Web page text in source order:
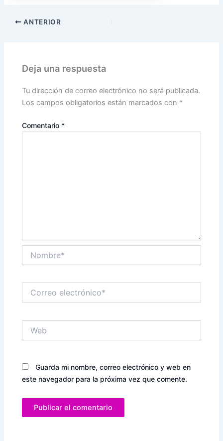
ANTERIOR
Deja una respuesta
Tu dirección de correo electrónico no será publicada.
Los campos obligatorios están marcados con *
Comentario *
electrónico*
Guarda mi nombre, correo electrónico y web en
este navegador para la próxima vez que comente.